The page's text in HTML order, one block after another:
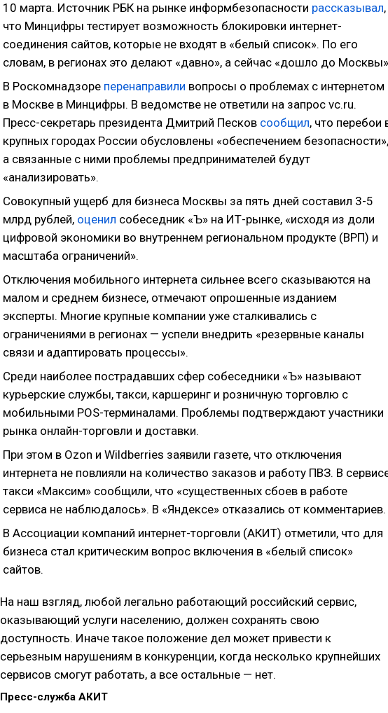
10 марта. Источник РБК на рынке информбезопасности рассказывал,
что Минцифры тестирует возможность блокировки интернет-
соединения сайтов, которые не входят в «белый список». По его
словам, в регионах это делают «давно», а сейчас «дошло до
В Роскомнадзоре перенаправили вопросы о проблемах с интернетом
в Москве в Минцифры. В ведомстве не ответили на запрос vc.ru.
Пресс-секретарь президента Дмитрий Песков сообщил, что перебои
крупных городах России обусловлены «обеспечением безопасности»,
а связанные с ними проблемы предпринимателей будут
«анализировать».
Совокупный ущерб для бизнеса Москвы за пять дней составил 3-5
млрд рублей, оценил собеседник «Ъ» на ИТ-рынке, «исходя из доли
цифровой экономики во внутреннем региональном продукте (ВРП) и
масштаба ограничений».
Отключения мобильного интернета сильнее всего сказываются на
малом и среднем бизнесе, отмечают опрошенные изданием
эксперты. Многие крупные компании уже сталкивались с
ограничениями в регионах — успели внедрить «резервные каналы
связи и адаптировать процессы».
Среди наиболее пострадавших сфер собеседники «Ъ» называют
курьерские службы, такси, каршеринг и розничную торговлю с
мобильными POS-терминалами. Проблемы подтверждают участники
рынка онлайн-торговли и доставки.
При этом в Ozon и Wildberries заявили газете, что отключения
интернета не повлияли на количество заказов и работу ПВЗ. В
такси «Максим» сообщили, что «существенных сбоев в работе
сервиса не наблюдалось». В «Яндексе» отказались от комментариев.
В Ассоциации компаний интернет-торговли (АКИТ) отметили, что для
бизнеса стал критическим вопрос включения в «белый список»
сайтов.
На наш взгляд, любой легально работающий российский сервис,
оказывающий услуги населению, должен сохранять свою
доступность. Иначе такое положение дел может привести к
серьезным нарушениям в конкуренции, когда несколько крупнейших
сервисов смогут работать, а все остальные — нет.
Пресс-служба АКИТ